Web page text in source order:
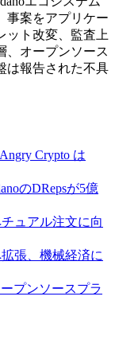
事案をアプリケー
ット改変、監査上
、オープンソース
は報告された不具
Crypto は
のDRepsが5億
チュアル注文に向
張、機械経済に
プンソースプラ